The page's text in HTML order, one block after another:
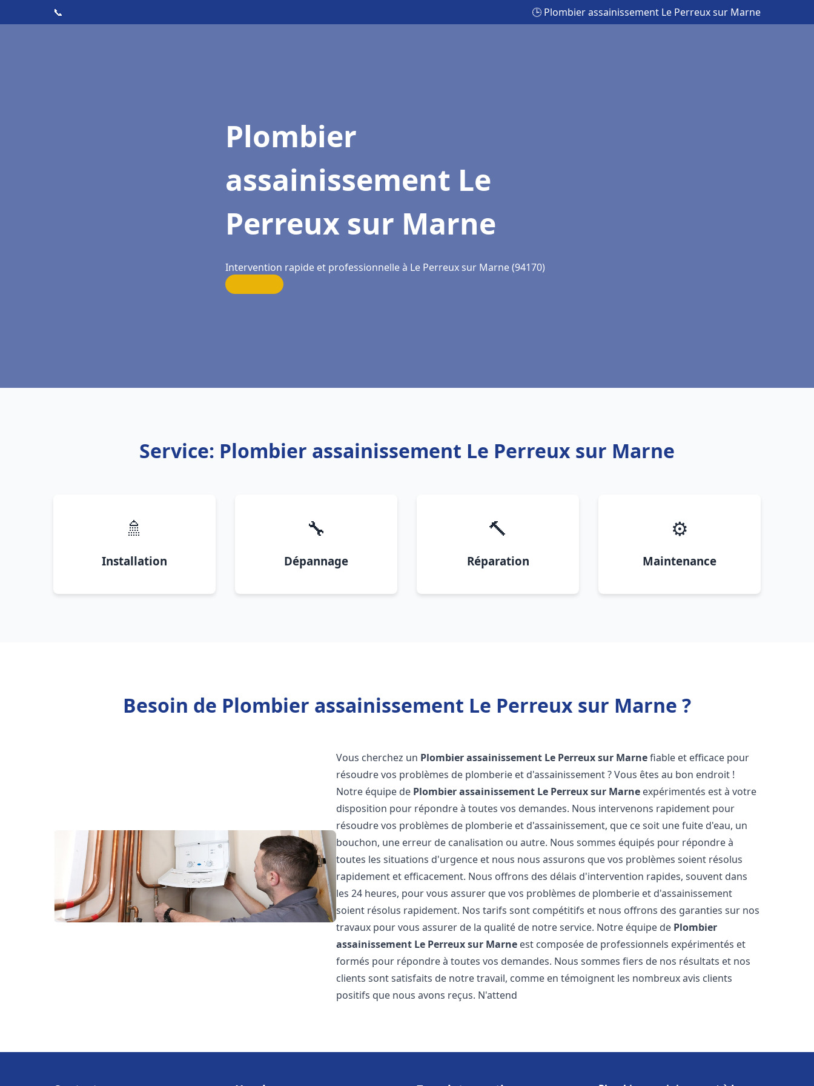
📞 🕒 Plombier assainissement Le Perreux sur Marne
Plombier
assainissement Le
Perreux sur Marne
Intervention rapide et professionnelle à Le Perreux sur Marne (94170)
Service: Plombier assainissement Le Perreux sur Marne
🚿
Installation
🔧
Dépannage
🔨
Réparation
⚙️
Maintenance
Besoin de Plombier assainissement Le Perreux sur Marne ?
Vous cherchez un Plombier assainissement Le Perreux sur Marnefiable et efficace pour
résoudre vos problèmes de plomberie et d'assainissement ? Vous êtes au bon endroit !
Notre équipe de Plombier assainissement Le Perreux sur Marne expérimentés est à votre
disposition pour répondre à toutes vos demandes. Nous intervenons rapidement pour
résoudre vos problèmes de plomberie et d'assainissement, que ce soit une fuite d'eau, un
bouchon, une erreur de canalisation ou autre. Nous sommes équipés pour répondre à
toutes les situations d'urgence et nous nous assurons que vos problèmes soient résolus
rapidement et efficacement. Nous offrons des délais d'intervention rapides, souvent dans
les 24 heures, pour vous assurer que vos problèmes de plomberie et d'assainissement
soient résolus rapidement. Nos tarifs sont compétitifs et nous offrons des garanties sur nos
travaux pour vous assurer de la qualité de notre service. Notre équipe de Plombier
assainissement Le Perreux sur Marne est composée de professionnels expérimentés et
formés pour répondre à toutes vos demandes. Nous sommes fiers de nos résultats et nos
clients sont satisfaits de notre travail, comme en témoignent les nombreux avis clients
positifs que nous avons reçus. N'attend